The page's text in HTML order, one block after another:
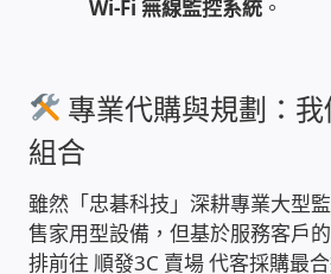
聯絡我們
徵 伙伴
公益贊助、社會貢獻
Wi-Fi 無線監控系統 。
專業代購與規劃：
組合
雖然「忠碁科技」深耕專業大型
售家用型設備，但基於服務客戶
排前往 順發3C 賣場 代客採購最